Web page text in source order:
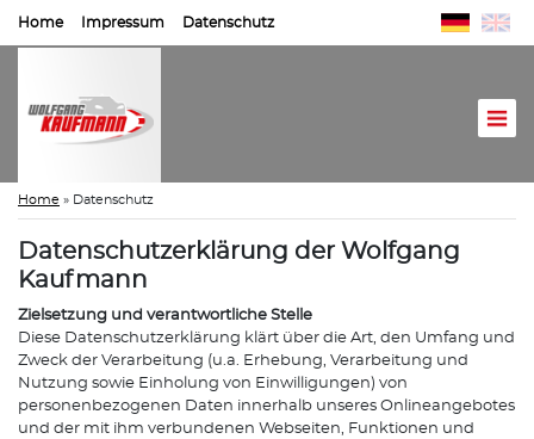
Home Impressum Datenschutz
Home » Datenschutz
Datenschutzerklärung der Wolfgang
Kaufmann
Zielsetzung und verantwortliche Stelle
Diese Datenschutzerklärung klärt über die Art, den Umfang und
Zweck der Verarbeitung (u.a. Erhebung, Verarbeitung und
Nutzung sowie Einholung von Einwilligungen) von
personenbezogenen Daten innerhalb unseres Onlineangebotes
und der mit ihm verbundenen Webseiten, Funktionen und